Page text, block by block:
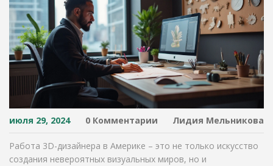
июля 29, 2024 0 Комментарии Лидия Мельникова
Работа 3D-дизайнера в Америке – это не только искусство
создания невероятных визуальных миров, но и